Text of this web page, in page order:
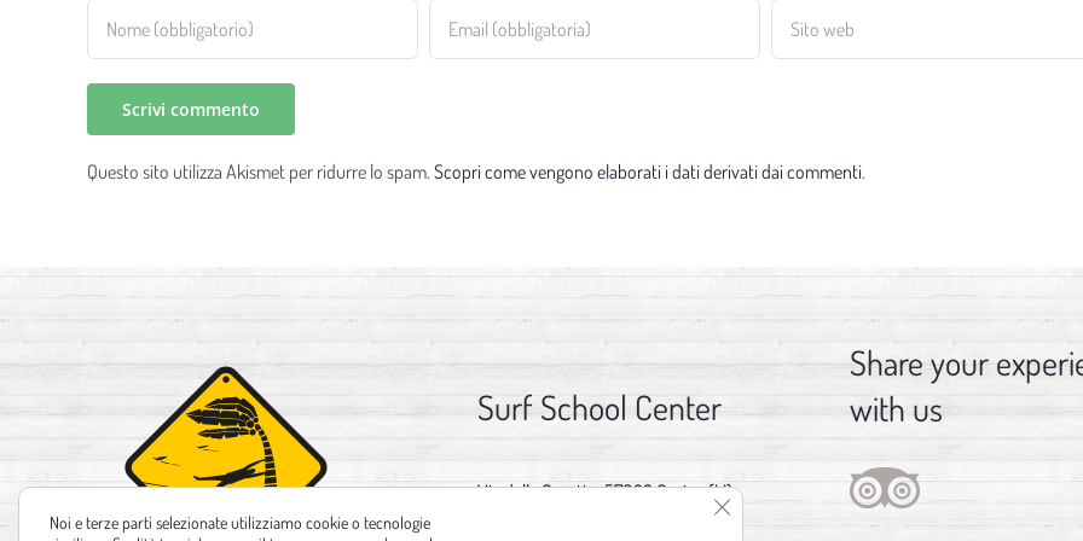
Questo sito utilizza Akismet per ridurre lo spam. Scopri come vengono elaborati i dati derivati dai commenti.
Surf School Center
Via delle Gorette, 57023 Cecina (LI)
Share your
with us
Noi e terze parti selezionate utilizziamo cookie o tecnologie
Close GDPR Cookie Banner